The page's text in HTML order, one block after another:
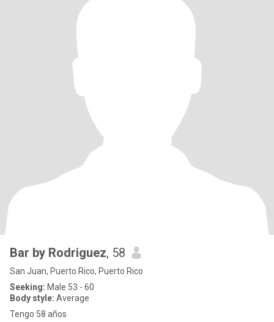
Bar by Rodriguez, 58
San Juan, Puerto Rico, Puerto Rico
Seeking: Male 53 - 60
Body style: Average
Tengo 58 años